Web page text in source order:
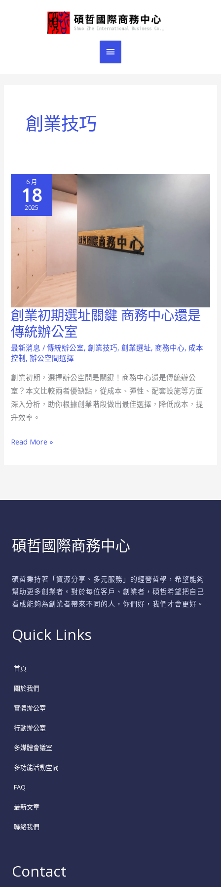
主
要
選
創業技巧
6 月
18
2025
創業初期選址關鍵 商務中心還是
傳統辦公室
最新消息 /傳統辦公室,創業技巧,創業選址, 商務中心, 成本
控制 ,辦公空間選擇
創業初期，選擇辦公空間是關鍵！商務中心還是傳統辦公
室？本文比較兩者優缺點，從成本、彈性、配套設施等方面
深入分析，助你根據創業階段做出最佳選擇，降低成本，提
升效率。
創
業
初
期
址
關
鍵
商
中
傳
公
室
Read More »
碩哲國際商務中心
碩哲秉持著「資源分享、多元服務」的經營哲學，希望能夠
幫助更多創業者。對於每位客戶、創業者，碩哲希望把自己
看成能夠為創業者帶來不同的人，你們好，我們才會更好。
Quick Links
首頁
關於我們
實體辦公室
行動辦公室
多媒體會議室
多功能活動空間
FAQ
最新文章
聯絡我們
Contact